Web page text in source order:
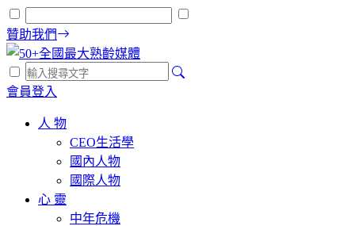
贊助我們
會員登入
人 物
CEO生活學
國內人物
國際人物
心 靈
中年危機